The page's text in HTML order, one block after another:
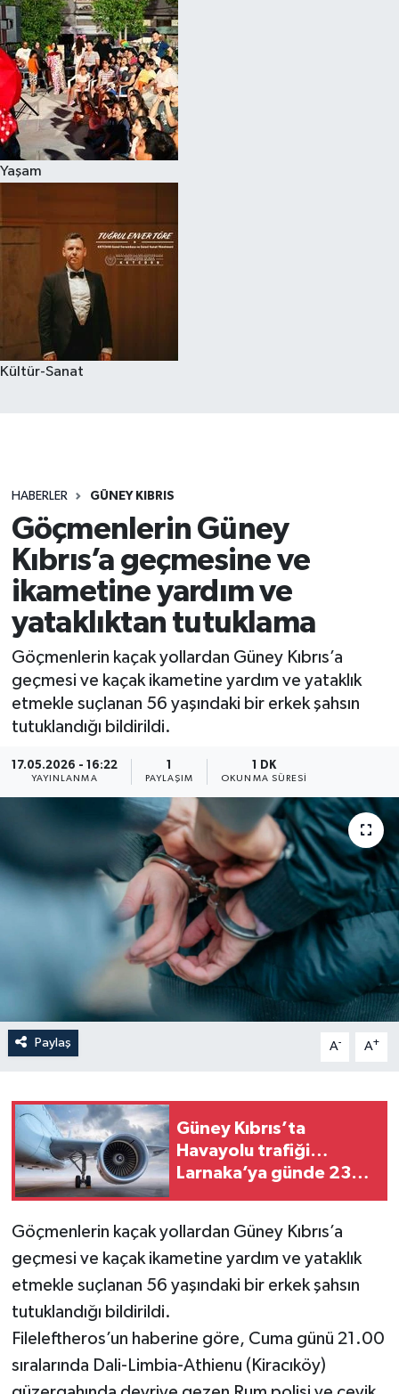
Yaşam
Kültür-Sanat
HABERLER GÜNEY KIBRIS
Göçmenlerin Güney
Kıbrıs’a geçmesine ve
ikametine yardım ve
yataklıktan tutuklama
Göçmenlerin kaçak yollardan Güney Kıbrıs’a
geçmesi ve kaçak ikametine yardım ve yataklık
etmekle suçlanan 56 yaşındaki bir erkek şahsın
tutuklandığı bildirildi.
17.05.2026 - 16:22
YAYINLANMA
1
PAYLAŞIM
1 DK
OKUNMA SÜRESI
Paylaş A- A+
Güney Kıbrıs’ta
Havayolu trafiği…
Larnaka’ya günde 230,
Göçmenlerin kaçak yollardan Güney Kıbrıs’a
geçmesi ve kaçak ikametine yardım ve yataklık
etmekle suçlanan 56 yaşındaki bir erkek şahsın
tutuklandığı bildirildi.
Fileleftheros’un haberine göre, Cuma günü 21.00
sıralarında Dali-Limbia-Athienu (Kiracıköy)